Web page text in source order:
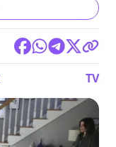
TV